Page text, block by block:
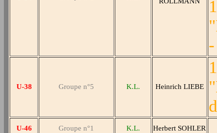
-
U-38 Groupe n°5 K.L. Heinrich LIEBE
U-46 Groupe n°1 K.L. Herbert SOHLER